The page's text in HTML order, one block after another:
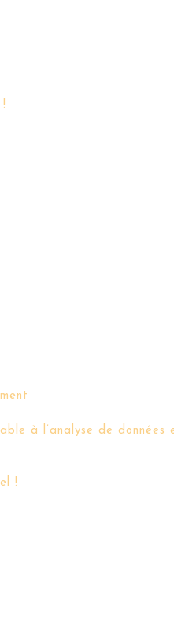
à l’analyse de données
!